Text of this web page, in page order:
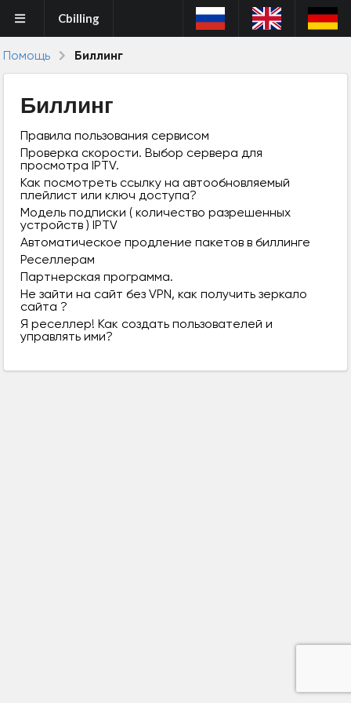
Cbilling
Помощь Биллинг
Биллинг
Правила пользования сервисом
Проверка скорости. Выбор сервера для
просмотра IPTV.
Как посмотреть ссылку на автообновляемый
плейлист или ключ доступа?
Модель подписки ( количество разрешенных
устройств ) IPTV
Автоматическое продление пакетов в биллинге
Реселлерам
Партнерская программа.
Не зайти на сайт без VPN, как получить зеркало
сайта ?
Я реселлер! Как создать пользователей и
управлять ими?